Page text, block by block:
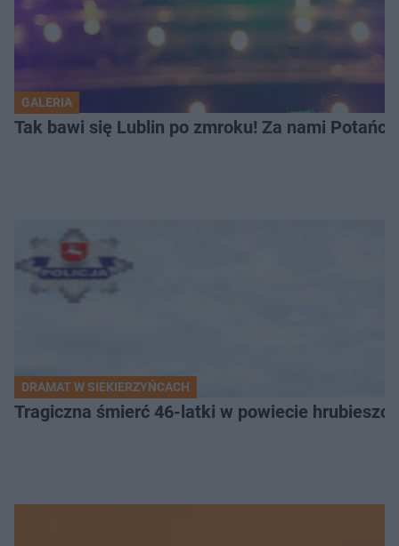
GALERIA
Tak bawi się Lublin po zmroku! Za nami
DRAMAT W SIEKIERZYŃCACH
Tragiczna śmierć 46-latki w powiecie